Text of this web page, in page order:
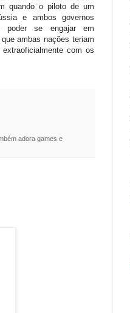
quando o piloto de um
e ambos governos
poder se engajar em
ambas nações teriam
com os
adora games e